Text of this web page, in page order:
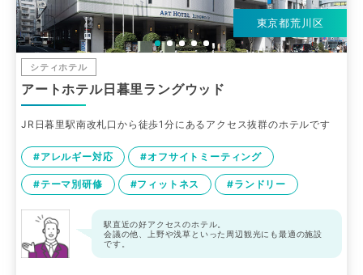
東京都荒川区
シティホテル
アートホテル日暮里ラングウッド
JR日暮里駅南改札口から徒歩1分にあるアクセス抜群のホテルです
#アレルギー対応 #オフサイトミーティング
#テーマ別研修 #フィットネス #ランドリー
駅直近の好アクセスのホテル。
会議の他、上野や浅草といった周辺観光にも最適の施設
です。